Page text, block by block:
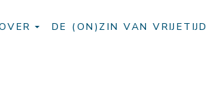
DE (ON)ZIN VAN VRIJETIJD